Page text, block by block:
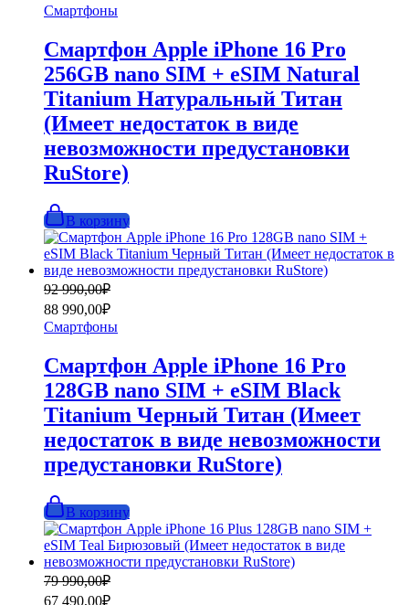
110
990,00₽.
Смартфоны
Смартфон Apple iPhone 16 Pro
256GB nano SIM + eSIM Natural
Titanium Натуральный Титан
(Имеет недостаток в виде
невозможности предустановки
RuStore)
В корзину
92 990,00₽
Первоначальная
цена
составляла
92
88 990,00₽
Текущая
цена:
88
990,00₽.
Смартфоны
Смартфон Apple iPhone 16 Pro
128GB nano SIM + eSIM Black
Titanium Черный Титан (Имеет
недостаток в виде невозможности
предустановки RuStore)
В корзину
79 990,00₽
Первоначальная
цена
67 490,00₽
Текущая
цена: